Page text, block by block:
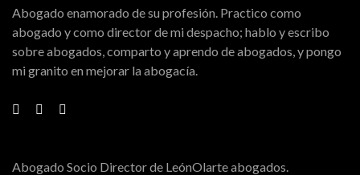
Abogado enamorado de su profesión. Practico como
abogado y como director de mi despacho; hablo y escribo
sobre abogados, comparto y aprendo de abogados, y pongo
mi granito en mejorar la abogacía.
Abogado Socio Director de LeónOlarte abogados.